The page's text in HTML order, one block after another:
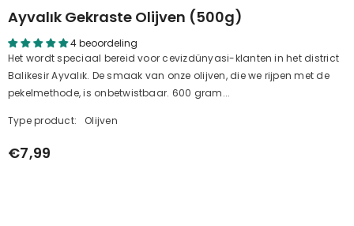
Ayvalık Gekraste Olijven (500g)
4 beoordeling
Het wordt speciaal bereid voor cevizdünyasi-klanten in het district
Balikesir Ayvalık. De smaak van onze olijven, die we rijpen met de
pekelmethode, is onbetwistbaar. 600 gram...
Type product: Olijven
€7,99